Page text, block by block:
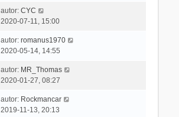
autor: CYC
2020-07-11, 15:00
autor: romanus1970
2020-05-14, 14:55
autor: MR_Thomas
2020-01-27, 08:27
autor: Rockmancar
2019-11-13, 20:13